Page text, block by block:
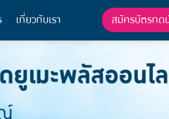
เกี่ยวกับเรา สมัครบัตรกด